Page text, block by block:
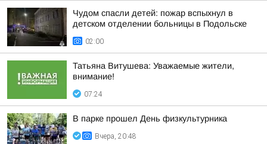
Чудом спасли детей: пожар вспыхнул в
детском отделении больницы в Подольске
02:00
Татьяна Витушева: Уважаемые жители,
внимание!
07:24
В парке прошел День физкультурника
Вчера, 20:48